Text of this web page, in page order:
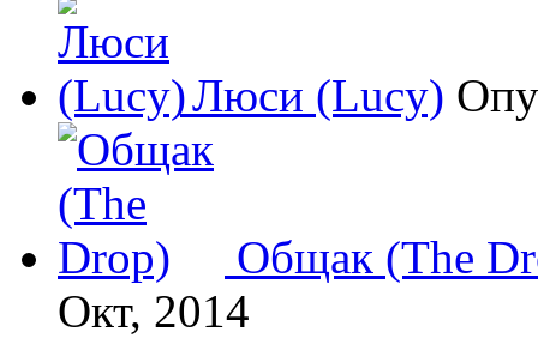
Люси (Lucy)
Общак (The
Окт, 2014